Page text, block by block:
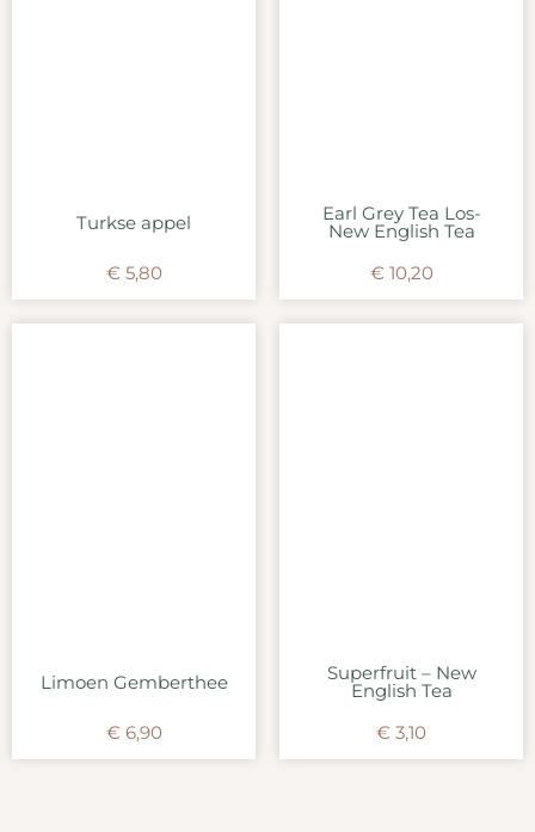
Turkse appel
€ 5,80
Earl Grey Tea Los-
New English Tea
€ 10,20
Limoen Gemberthee
€ 6,90
Superfruit – New
English Tea
€ 3,10